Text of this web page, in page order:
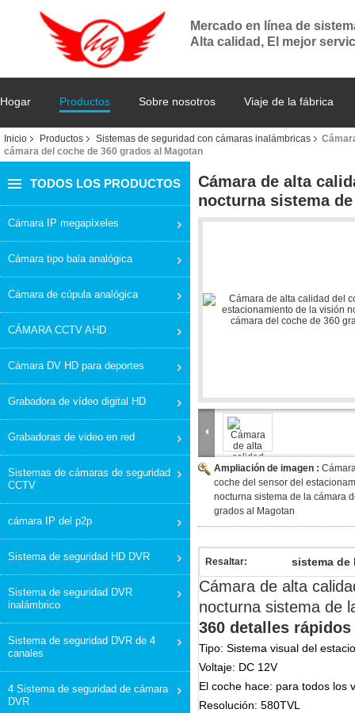
Mercado en línea de
Alta calidad, El mejor
Hogar Productos Sobre nosotros Viaje de la fábrica
Inicio Productos Sistemas de seguridad con cámaras inalámbricas
cámara del coche de 360 grados al Magotan
TODOS LOS PRODUCTOS
Cámara IP megapíxeles
Cámara tipo bala analógica
Cámara de cúpula analógica
CÁMARA CCTV AHD
Cámara DV HD para deportes
Grabadora de vídeo digital HD
Grabadoras de video en red
Sistemas de cámaras de seguridad
CCTV
cámara IP del p2p
Sistema de seguridad HD DVR
Sistema de seguridad DVR
inalámbrico
Sistema de seguridad DVR de 4
canales
4 Sistema de seguridad de cámara
DVR
Cámara de alta
nocturna sistema
Ampliación de imagen :
coche del sensor del
nocturna sistema de la cámara
grados al Magotan
Resaltar: sistema de
Cámara de alta
nocturna sistema de
360 detalles
Tipo: Sistema visual del
Voltaje: DC 12V
El coche hace: para todos los
Resolución: 580TVL